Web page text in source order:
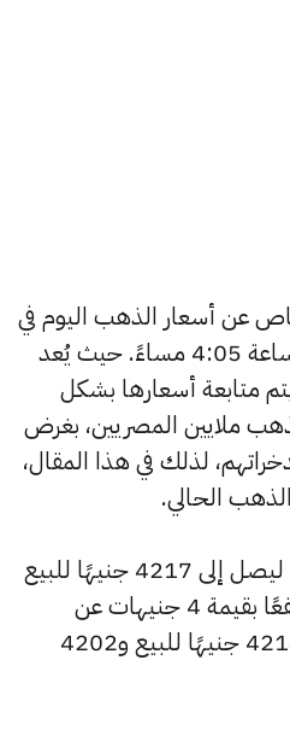
عن أسعار الذهب اليوم في
مصر السبت 7 ديسمبر الساعة 4:05 مساءً. حيث يُعد
متابعة أسعارها بشكل
ملايين المصريين، بغرض
لذلك في هذا المقال،
الحالي.
سجل سعر عيار 24 ارتفاعًا ليصل إلى 4217 جنيهًا للبيع
و4206 جنيهًا للشراء، مرتفعًا بقيمة 4 جنيهات عن
السعر السابق الذي كان 4214 جنيهًا للبيع و4202